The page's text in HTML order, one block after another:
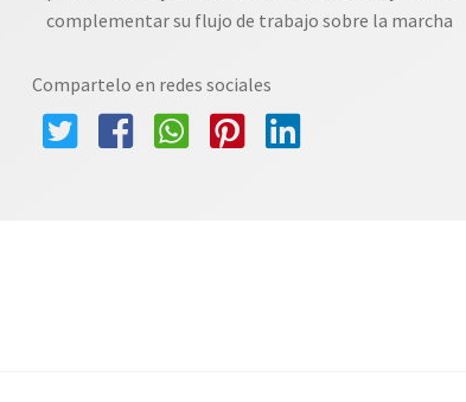
complementar su flujo de trabajo sobre la marcha
Compartelo en redes sociales